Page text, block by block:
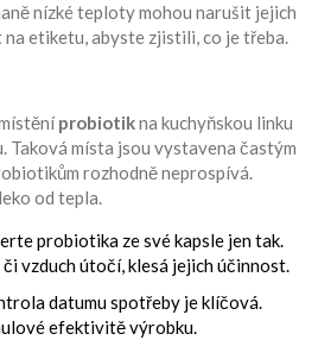
nízké teploty mohou narušit jejich
etiketu, abyste zjistili, co je třeba.
probiotikna kuchyňskou linku
Taková místa jsou vystavena častým
rozhodně neprospívá.
od tepla.
probiotika ze své kapsle jen tak.
vzduch útočí, klesá jejich účinnost.
datumu spotřeby je klíčová.
efektivitě výrobku.